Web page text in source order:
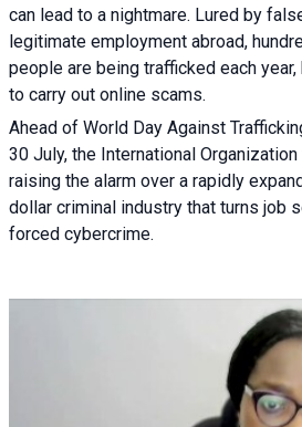
can lead to a nightmare. Lured by
legitimate employment abroad,
people are being trafficked each
to carry out online scams.
Ahead of World Day Against
30 July, the International
raising the alarm over a rapidly
dollar criminal industry that turns job
forced cybercrime.